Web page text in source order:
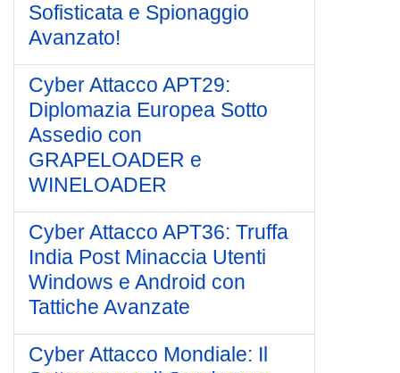
Sofisticata e Spionaggio
Avanzato!
Cyber Attacco APT29:
Diplomazia Europea Sotto
Assedio con
GRAPELOADER e
WINELOADER
Cyber Attacco APT36: Truffa
India Post Minaccia Utenti
Windows e Android con
Tattiche Avanzate
Cyber Attacco Mondiale: Il